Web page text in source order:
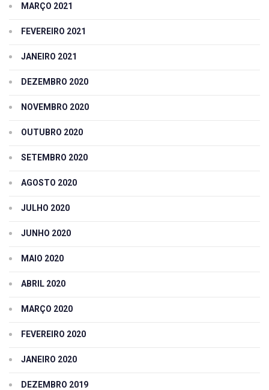
MARÇO 2021
FEVEREIRO 2021
JANEIRO 2021
DEZEMBRO 2020
NOVEMBRO 2020
OUTUBRO 2020
SETEMBRO 2020
AGOSTO 2020
JULHO 2020
JUNHO 2020
MAIO 2020
ABRIL 2020
MARÇO 2020
FEVEREIRO 2020
JANEIRO 2020
DEZEMBRO 2019